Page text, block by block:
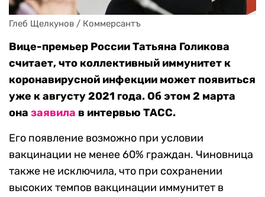
Глеб Щелкунов / Коммерсантъ
Вице-премьер России Татьяна Голикова
считает, что коллективный иммунитет к
коронавирусной инфекции может появиться
уже к августу 2021 года. Об этом 2 марта
она заявила в интервью ТАСС.
Его появление возможно при условии
вакцинации не менее 60% граждан. Чиновница
также не исключила, что при сохранении
высоких темпов вакцинации иммунитет в